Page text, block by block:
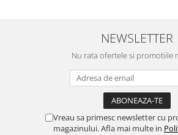
NEWSLETTER
Nu rata ofertele si promotiile
Vreau sa primesc newsletter cu
magazinului. Afla mai multe in